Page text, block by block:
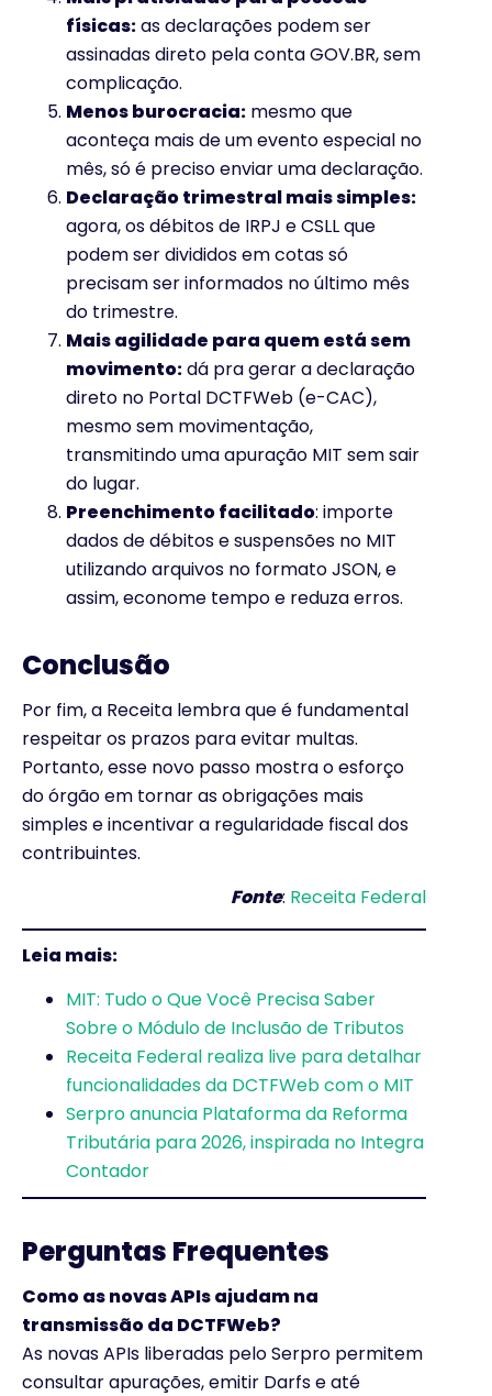
físicas:as declarações podem ser
assinadas direto pela conta GOV.BR, sem
complicação.
Menos burocracia: mesmo que
aconteça mais de um evento especial no
mês, só é preciso enviar uma declaração.
Declaração trimestral mais simples:
agora, os débitos de IRPJ e CSLL que
podem ser divididos em cotas só
precisam ser informados no último mês
do trimestre.
Mais agilidade para quem está sem
movimento:dá pra gerar a declaração
direto no Portal DCTFWeb (e-CAC),
mesmo sem movimentação,
transmitindo uma apuração MIT sem sair
do lugar.
Preenchimento facilitado: importe
dados de débitos e suspensões no MIT
utilizando arquivos no formato JSON, e
assim, econome tempo e reduza erros.
Conclusão
Por fim, a Receita lembra que é fundamental
respeitar os prazos para evitar multas.
Portanto, esse novo passo mostra o esforço
do órgão em tornar as obrigações mais
simples e incentivar a regularidade fiscal dos
contribuintes.
Fonte: Receita Federal
Leia mais:
MIT: Tudo o Que Você Precisa Saber
Sobre o Módulo de Inclusão de Tributos
Receita Federal realiza live para detalhar
funcionalidades da DCTFWeb com o MIT
Serpro anuncia Plataforma da Reforma
Tributária para 2026, inspirada no Integra
Contador
Perguntas Frequentes
Como as novas APIs ajudam na
transmissão da DCTFWeb?
As novas APIs liberadas pelo Serpro permitem
consultar apurações, emitir Darfs e até